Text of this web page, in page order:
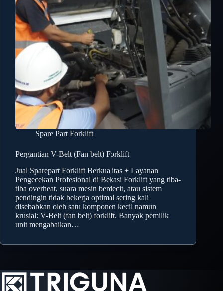
Spare Part Forklift
Pergantian V-Belt (Fan belt) Forklift
Jual Sparepart Forklift Berkualitas + Layanan
Pengecekan Profesional di Bekasi Forklift yang tiba-
tiba overheat, suara mesin berdecit, atau sistem
pendingin tidak bekerja optimal sering kali
disebabkan oleh satu komponen kecil namun
krusial: V-Belt (fan belt) forklift. Banyak pemilik
unit mengabaikan…